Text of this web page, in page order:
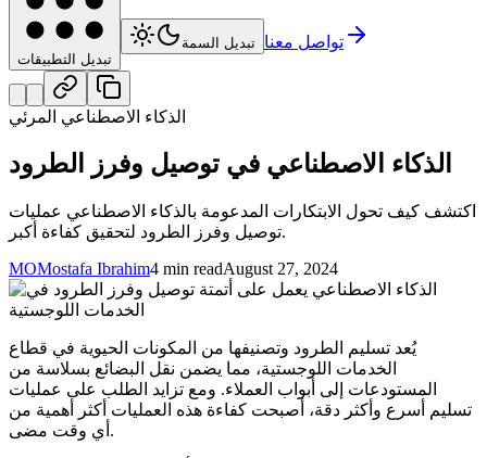
تبديل التطبيقات
تبديل السمة تواصل معنا
الذكاء الاصطناعي المرئي
الذكاء الاصطناعي في توصيل وفرز الطرود
اكتشف كيف تحول الابتكارات المدعومة بالذكاء الاصطناعي عمليات
توصيل وفرز الطرود لتحقيق كفاءة أكبر.
MOMostafa Ibrahim4 min readAugust 27, 2024
يُعد تسليم الطرود وتصنيفها من المكونات الحيوية في قطاع
الخدمات اللوجستية، مما يضمن نقل البضائع بسلاسة من
المستودعات إلى أبواب العملاء. ومع تزايد الطلب على عمليات
تسليم أسرع وأكثر دقة، أصبحت كفاءة هذه العمليات أكثر أهمية من
أي وقت مضى.